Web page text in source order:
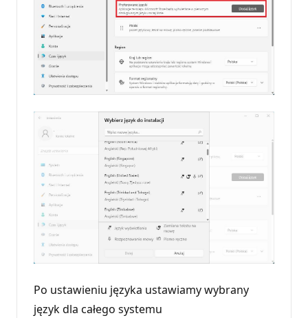
Po ustawieniu języka ustawiamy wybrany
język dla całego systemu